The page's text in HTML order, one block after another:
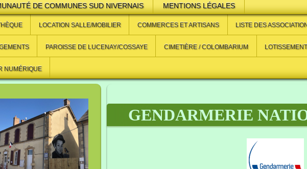
DE COMMUNES SUD NIVERNAIS MENTIONS LÉGALES
LOCATION SALLE/MOBILIER COMMERCES ET ARTISANS LISTE DES
PAROISSE DE LUCENAY/COSSAYE CIMETIÈRE / COLOMBARIUM
NUMÉRIQUE
GENDARMERIE